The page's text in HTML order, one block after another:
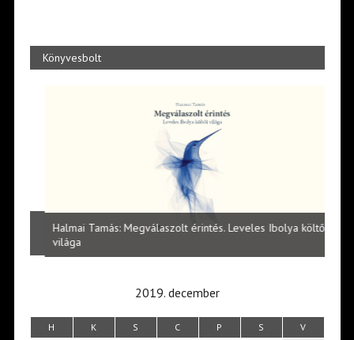
Könyvesbolt
Halmai Tamás: Megválaszolt érintés. Leveles Ibolya költői
világa
2019. december
H K S C P S V